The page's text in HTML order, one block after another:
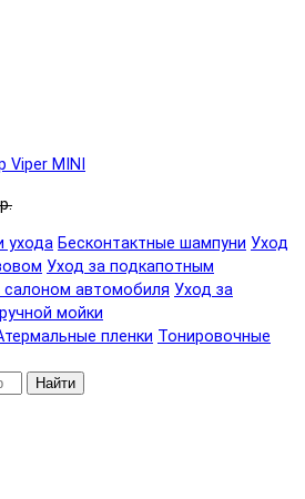
Viper MINI
ухода Бесконтактные шампуни Уход
Уход за подкапотным
салоном автомобиля Уход за
мойки
пленки Тонировочные
Найти